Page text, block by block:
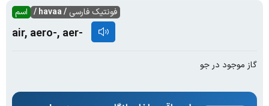
اسم فونتیک فارسی / havaa /
air, aero-, aer-
گاز موجود در جو